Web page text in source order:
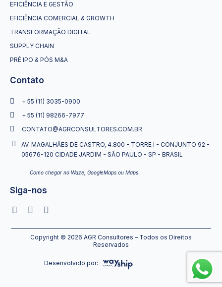
EFICIÊNCIA E GESTÃO
EFICIÊNCIA COMERCIAL & GROWTH
TRANSFORMAÇÃO DIGITAL
SUPPLY CHAIN
PRÉ IPO & PÓS M&A
Contato
+ 55 (11) 3035-0900
+ 55 (11) 98266-7977
CONTATO@AGRCONSULTORES.COM.BR
AV. MAGALHÃES DE CASTRO, 4.800 - TORRE I - CONJUNTO 92 -
05676-120 CIDADE JARDIM - SÃO PAULO - SP - BRASIL
Como chegar no Waze, GoogleMaps ou Maps
Siga-nos
Copyright © 2026 AGR Consultores – Todos os Direitos
Reservados
Desenvolvido por: